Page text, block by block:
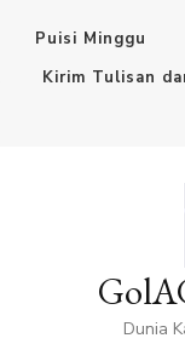
Puisi Minggu
Kirim Tulisan
Dunia